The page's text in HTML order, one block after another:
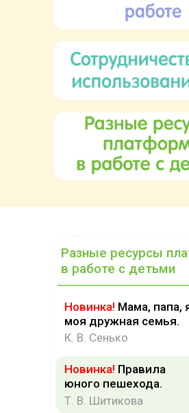
Разные ресурсы
в работе с детьми
К. В. Сенько
Т. В. Шитикова
Новинка! Мама, папа,
моя дружная семья.
Новинка! Правила
юного пешехода.